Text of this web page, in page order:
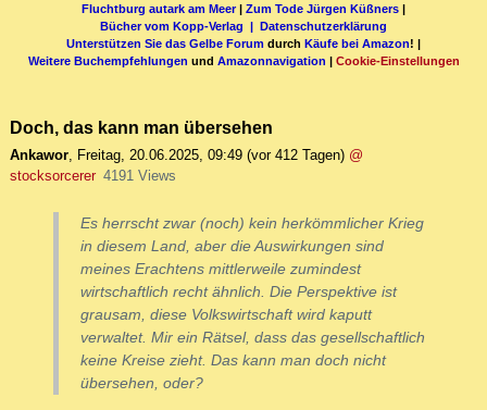
Fluchtburg autark am Meer| Zum Tode Jürgen Küßners |
Bücher vom Kopp-Verlag | Datenschutzerklärung
Unterstützen Sie das Gelbe Forum durch Käufe bei Amazon! |
Weitere Buchempfehlungen und Amazonnavigation | Cookie-Einstellungen
Doch, das kann man übersehen
Ankawor, Freitag, 20.06.2025, 09:49 (vor 412 Tagen) @
stocksorcerer 4191 Views
Es herrscht zwar (noch) kein herkömmlicher Krieg
in diesem Land, aber die Auswirkungen sind
meines Erachtens mittlerweile zumindest
wirtschaftlich recht ähnlich. Die Perspektive ist
grausam, diese Volkswirtschaft wird kaputt
verwaltet. Mir ein Rätsel, dass das gesellschaftlich
keine Kreise zieht. Das kann man doch nicht
übersehen, oder?